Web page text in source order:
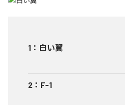
1 ： 白い翼
2 ： F-1